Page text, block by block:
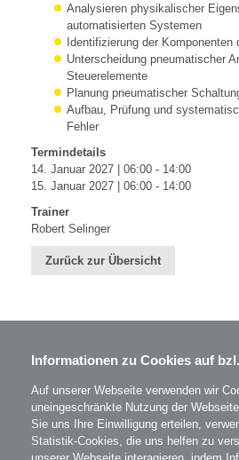
Analysieren physikalischer
automatisierten Systemen
Identifizierung der
Unterscheidung pneumatischer
Steuerelemente
Planung pneumatischer
Aufbau, Prüfung und
Fehler
Termindetails
14. Januar 2027 | 06:00 - 14:00
15. Januar 2027 | 06:00 - 14:00
Trainer
Robert Selinger
Zurück zur Übersicht
BZL - Bildungszentrum Lenzing GmbH
A-4860 Lenzing
T: 07672 701-3531
office@bzl.at
Informationen zu Cookies auf
Auf unserer Webseite verwenden wir
uneingeschränkte Nutzung der
Sie uns Ihre Einwilligung erteilen,
Statistik-Cookies, die uns helfen zu